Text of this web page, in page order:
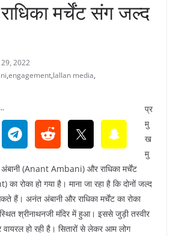
मर्चेंट संग जल्द
2022
,engagement,lallan media,
प्र
मु
ख
मु
(Anant Ambani) और राधिका मर्चेंट
रोका हो गया है। माना जा रहा है कि दोनों जल्द
हैं। अनंत अंबानी और राधिका मर्चेंट का रोका
स्थित श्रीनाथनजी मंदिर में हुआ। इससे जुड़ी तस्वीर
हो रही है। सितारों से लेकर आम लोग